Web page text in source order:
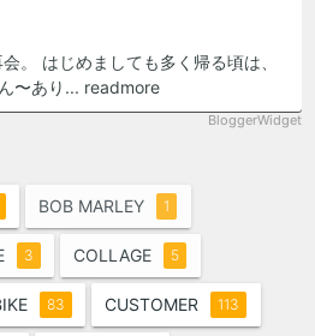
。 はじめましても多く帰る頃は、
〜あり... readmore
BloggerWidget
BOB MARLEY 1
3 COLLAGE 5
83 CUSTOMER 113